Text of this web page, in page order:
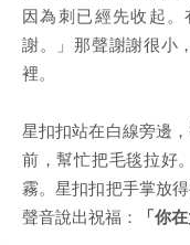
因為刺已經先收起
謝。」那聲謝謝很小
裡。
星扣扣站在白線旁邊
前，幫忙把毛毯拉好
霧。星扣扣把手掌放
聲音說出祝福：
「你